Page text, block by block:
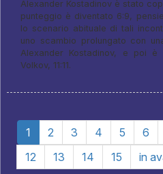
Alexander Kostadinov è stato
punteggio è diventato 6:9,
lo scenario abituale di tali
uno scambio prolungato con
Alexander Kostadinov, e poi
Volkov, 11:11.
1 2 3 4 5 6
12
13 14 15 in